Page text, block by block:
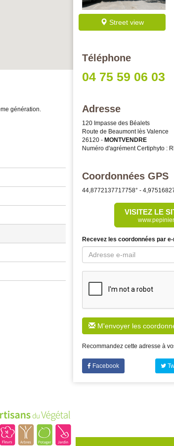
Street view
Téléphone
04 75 59 06 03
Adresse
120 Impasse des Béalets
Route de Beaumont lès Valence
26120- MONTVENDRE
Numéro d'agrément Certiphyto :
Coordonnées GPS
44,8772137717758° -
VISITEZ LE
Recevez les coordonnées par
M'envoyer les
Recommandez cette adresse à
Facebook
génération.